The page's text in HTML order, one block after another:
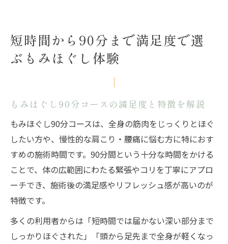
短時間から90分まで満足度で選
ぶもみほぐし体験
もみほぐし90分コースの満足度と特徴を解説
もみほぐし90分コースは、全身の筋肉をじっくりとほぐ
したい方や、慢性的な肩こり・腰痛に悩む方に特におす
すめの施術時間です。90分間という十分な時間をかける
ことで、体の広範囲にわたる緊張やコリを丁寧にアプロ
ーチでき、施術後の満足感やリフレッシュ感が高いのが
特徴です。
多くの利用者からは「短時間では届かない深い部分まで
しっかりほぐされた」「頭から足先まで全身が軽くなっ